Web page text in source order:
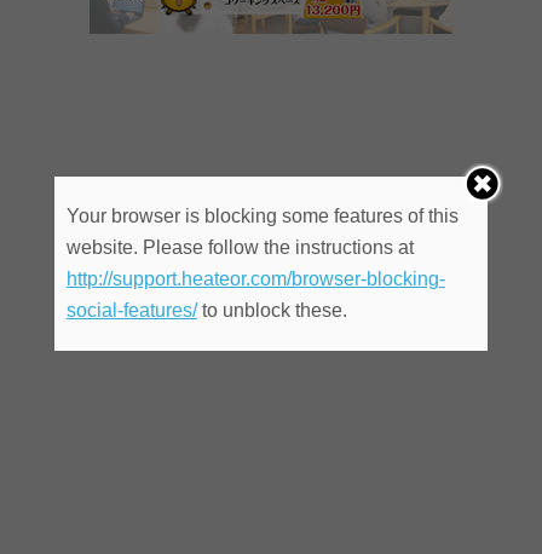
Your browser is blocking some features of this
website. Please follow the instructions at
http://support.heateor.com/browser-blocking-
social-features/to unblock these.